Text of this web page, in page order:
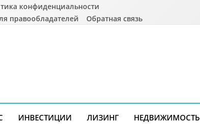
конфиденциальности
правообладателей
Обратная связь
ИНВЕСТИЦИИ ЛИЗИНГ НЕДВИЖИМОСТЬ